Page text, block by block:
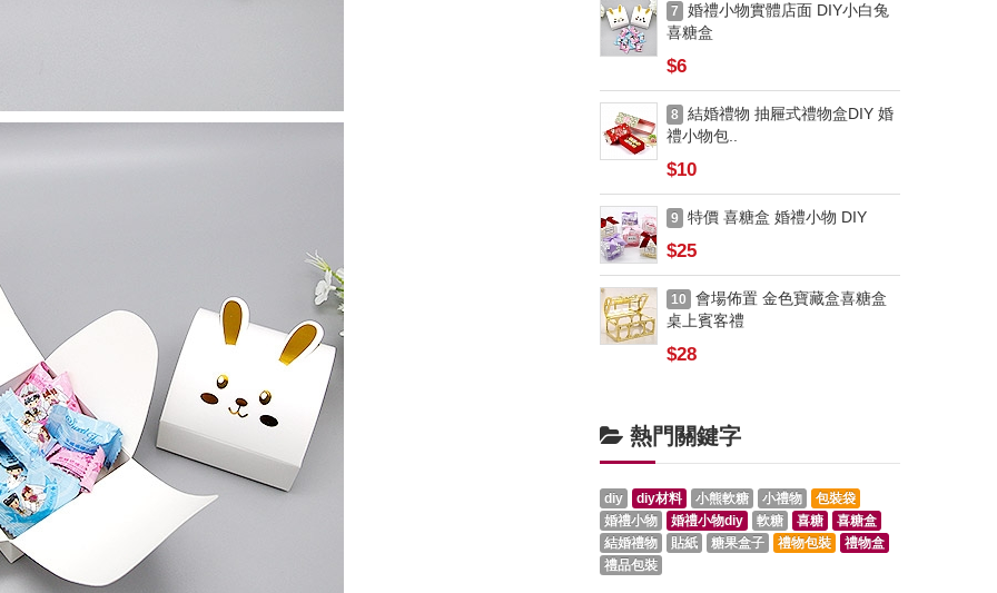
7
婚禮小物實體店面 DIY小白兔
喜糖盒
$6
8 結婚禮物 抽屜式禮物盒DIY 婚
禮小物包..
$10
9 特價 喜糖盒 婚禮小物 DIY
$25
10
會場佈置 金色寶藏盒喜糖盒
桌上賓客禮
$28
熱門關鍵字
diy diy材料 小熊軟糖 小禮物
包裝袋
婚禮小物
婚禮小物diy 軟糖 喜糖
喜糖盒
結婚禮物
貼紙 糖果盒子 禮物包裝
禮物盒
禮品包裝